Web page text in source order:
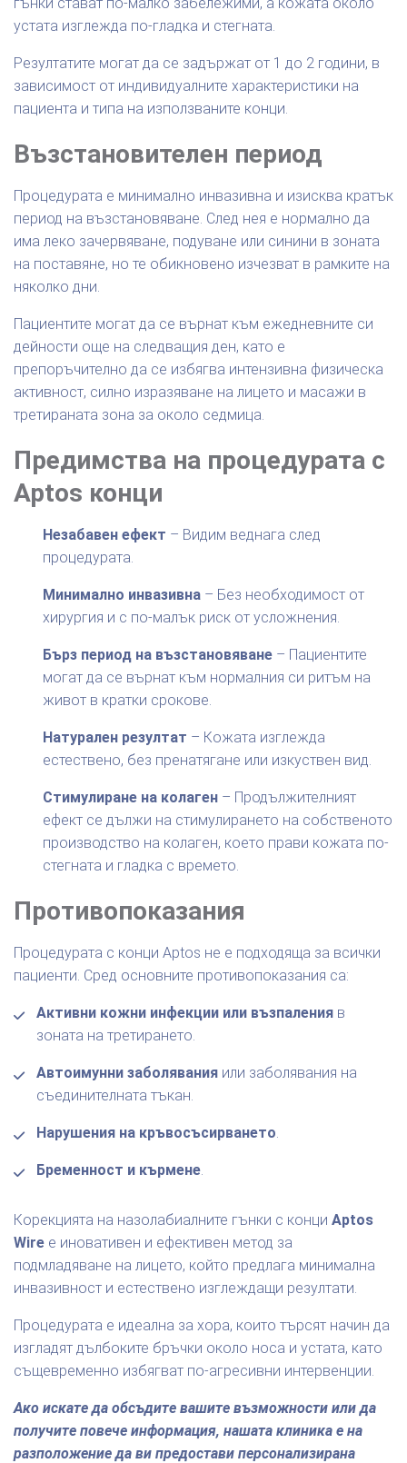
устата изглежда по-гладка и стегната.
Резултатите могат да се задържат от 1 до 2 години, в
зависимост от индивидуалните характеристики на
пациента и типа на използваните конци.
Възстановителен период
Процедурата е минимално инвазивна и изисква кратък
период на възстановяване. След нея е нормално да
има леко зачервяване, подуване или синини в зоната
на поставяне, но те обикновено изчезват в рамките на
няколко дни.
Пациентите могат да се върнат към ежедневните си
дейности още на следващия ден, като е
препоръчително да се избягва интензивна физическа
активност, силно изразяване на лицето и масажи в
третираната зона за около седмица.
Предимства на процедурата с
Aptos конци
Незабавен ефект – Видим веднага след
процедурата.
Минимално инвазивна – Без необходимост от
хирургия и с по-малък риск от усложнения.
Бърз период на възстановяване – Пациентите
могат да се върнат към нормалния си ритъм на
живот в кратки срокове.
Натурален резултат – Кожата изглежда
естествено, без пренатягане или изкуствен вид.
Стимулиране на колаген – Продължителният
ефект се дължи на стимулирането на собственото
производство на колаген, което прави кожата по-
стегната и гладка с времето.
Противопоказания
Процедурата с конци Aptos не е подходяща за всички
пациенти. Сред основните противопоказания са:
Активни кожни инфекции или възпаления в
зоната на третирането.
Автоимунни заболявания или заболявания на
съединителната тъкан.
Нарушения на кръвосъсирването.
Бременност и кърмене.
Корекцията на назолабиалните гънки с конци Aptos
Wire е иновативен и ефективен метод за
подмладяване на лицето, който предлага минимална
инвазивност и естествено изглеждащи резултати.
Процедурата е идеална за хора, които търсят начин да
изгладят дълбоките бръчки около носа и устата, като
същевременно избягват по-агресивни интервенции.
Ако искате да обсъдите вашите възможности или да
получите повече информация, нашата клиника е на
разположение да ви предостави персонализирана